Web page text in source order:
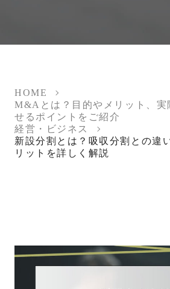
HOME
M&Aとは？目的やメリット、実
せるポイントをご紹介
経営・ビジネス
新設分割とは？吸収分割との違
リットを詳しく解説